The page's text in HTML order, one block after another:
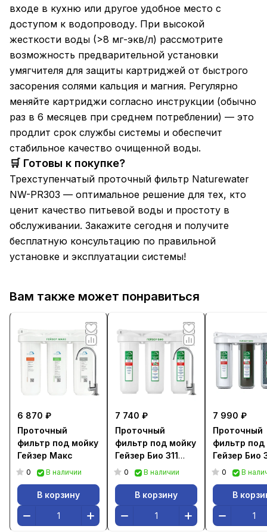
входе в кухню или другое удобное место с
доступом к водопроводу. При высокой
жесткости воды (>8 мг-экв/л) рассмотрите
возможность предварительной установки
умягчителя для защиты картриджей от быстрого
засорения солями кальция и магния. Регулярно
меняйте картриджи согласно инструкции (обычно
раз в 6 месяцев при среднем потреблении) — это
продлит срок службы системы и обеспечит
стабильное качество очищенной воды.
🛒 Готовы к покупке?
Трехступенчатый проточный фильтр Naturewater
NW-PR303 — оптимальное решение для тех, кто
ценит качество питьевой воды и простоту в
обслуживании. Закажите сегодня и получите
бесплатную консультацию по правильной
установке и эксплуатации системы!
Вам также может понравиться
6 870 ₽
Проточный
фильтр под мойку
Гейзер Макс
0 В наличии
В корзину
7 740 ₽
Проточный
фильтр под мойку
Гейзер Био 311
(для мягкой воды)
0 В наличии
В корзину
7 990 ₽
Проточный
фильтр под
Гейзер Био
(для
0 В
В